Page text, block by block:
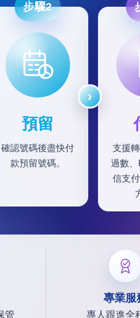
步驟2
預留
確認號碼後盡快付
款預留號碼。
支援
過數
信支
管
專業服
專人跟進全